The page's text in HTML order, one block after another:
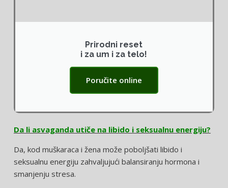
Prirodni reset
i za um i za telo!
Poručite online
Da li asvaganda utiče na libido i seksualnu energiju?
Da, kod muškaraca i žena može poboljšati libido i
seksualnu energiju zahvaljujući balansiranju hormona i
smanjenju stresa.